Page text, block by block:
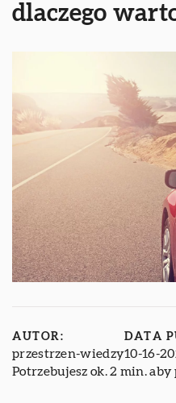
dlaczego
AUTOR:
przestrzen-wiedzy
DATA
10-16-
Potrzebujesz ok. 2 min.